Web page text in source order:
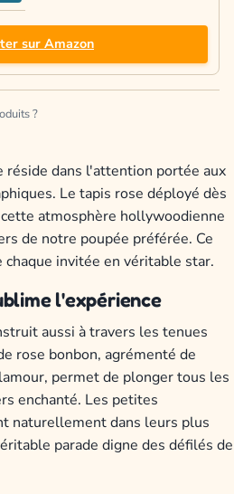
sur Amazon
?
réside dans l'attention portée aux
Le tapis rose déployé dès
atmosphère hollywoodienne
de notre poupée préférée. Ce
invitée en véritable star.
l'expérience
aussi à travers les tenues
rose bonbon, agrémenté de
permet de plonger tous les
enchanté. Les petites
naturellement dans leurs plus
parade digne des défilés de